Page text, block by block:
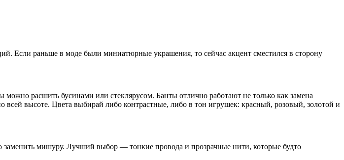
Если раньше в моде были миниатюрные украшения, то сейчас акцент сместился в сторону
расшить бусинами или стеклярусом. Банты отлично работают не только как замена
высоте. Цвета выбирай либо контрастные, либо в тон игрушек: красный, розовый, золотой и
мишуру. Лучший выбор — тонкие провода и прозрачные нити, которые будто